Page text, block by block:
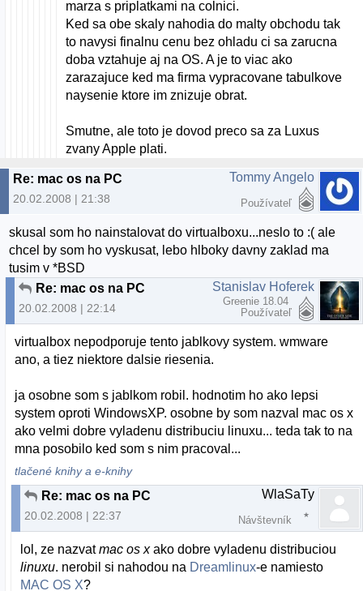
marza s priplatkami na colnici.
Ked sa obe skaly nahodia do malty obchodu tak
to navysi finalnu cenu bez ohladu ci sa zarucna
doba vztahuje aj na OS. A je to viac ako
zarazajuce ked ma firma vypracovane tabulkove
naysenie ktore im znizuje obrat.
Smutne, ale toto je dovod preco sa za Luxus
zvany Apple plati.
Re: mac os na PC
20.02.2008 | 21:38
Tommy Angelo
Používateľ
skusal som ho nainstalovat do virtualboxu...neslo to :( ale
chcel by som ho vyskusat, lebo hlboky davny zaklad ma
tusim v *BSD
Re: mac os na PC
20.02.2008 | 22:14
Stanislav Hoferek
Greenie 18.04
Používateľ
virtualbox nepodporuje tento jablkovy system. wmware
ano, a tiez niektore dalsie riesenia.
ja osobne som s jablkom robil. hodnotim ho ako lepsi
system oproti WindowsXP. osobne by som nazval mac os x
ako velmi dobre vyladenu distribuciu linuxu... teda tak to na
mna posobilo ked som s nim pracoval...
tlačené knihy a e-knihy
Re: mac os na PC
20.02.2008 | 22:37
WlaSaTy
Návštevník
lol, ze nazvatmac os xako dobre vyladenu distribuciou
linuxu. nerobil si nahodou na Dreamlinux-e namiesto
MAC OS X?